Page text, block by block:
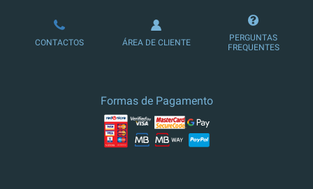
LOJA DE ASSINATURAS
CONTACTOS ÁREA DE CLIENTE
PERGUNTAS
FREQUENTES
Formas de Pagamento